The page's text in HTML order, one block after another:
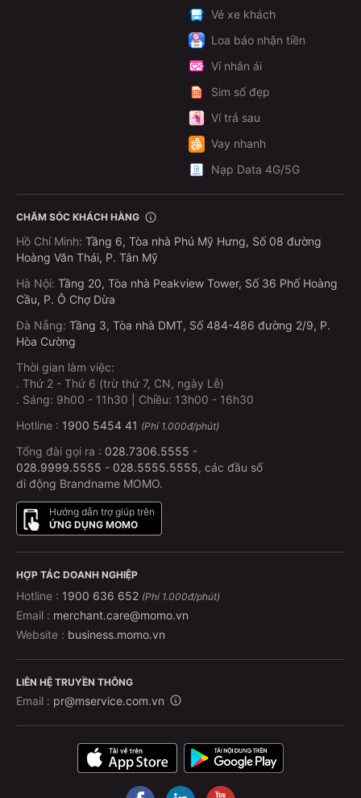
Vé xe khách
Loa báo nhận tiền
Ví nhân ái
Sim số đẹp
Ví trả sau
Vay nhanh
Nạp Data 4G/5G
CHĂM SÓC KHÁCH HÀNG
Hồ Chí Minh: Tầng 6, Tòa nhà Phú Mỹ Hưng, Số 08 đường
Hoàng Văn Thái, P. Tân Mỹ
Hà Nội: Tầng 20, Tòa nhà Peakview Tower, Số 36 Phố Hoàng
Cầu, P. Ô Chợ Dừa
Đà Nẵng: Tầng 3, Tòa nhà DMT, Số 484-486 đường 2/9, P.
Hòa Cường
Thời gian làm việc:
. Thứ 2 - Thứ 6 (trừ thứ 7, CN, ngày Lễ)
. Sáng: 9h00 - 11h30 | Chiều: 13h00 - 16h30
Hotline : 1900 5454 41 (Phí 1.000đ/phút)
Tổng đài gọi ra : 028.7306.5555 -
028.9999.5555 - 028.5555.5555, các đầu số
di động Brandname MOMO.
Hướng dẫn trợ giúp trên
ỨNG DỤNG MOMO
HỢP TÁC DOANH NGHIỆP
Hotline : 1900 636 652 (Phí 1.000đ/phút)
Email : merchant.care@momo.vn
Website : business.momo.vn
LIÊN HỆ TRUYỀN THÔNG
Email : pr@mservice.com.vn